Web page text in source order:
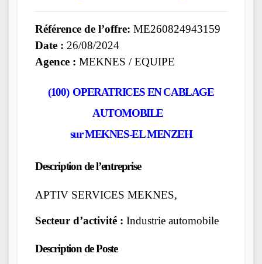
Référence de l’offre: ME260824943159
Date : 26/08/2024
Agence : MEKNES / EQUIPE
(100) OPERATRICES EN CABLAGE
AUTOMOBILE
sur MEKNES-EL MENZEH
Description de l’entreprise
APTIV SERVICES MEKNES,
Secteur d’activité : Industrie automobile
Description de Poste